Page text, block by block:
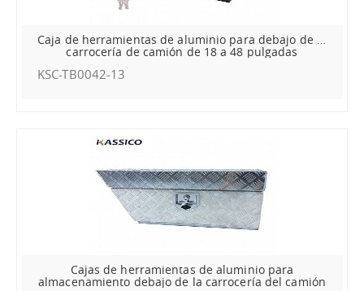
Caja de herramientas de aluminio para debajo de la
carrocería de camión de 18 a 48 pulgadas
KSC-TB0042-13
Cajas de herramientas de aluminio para
almacenamiento debajo de la carrocería del camión